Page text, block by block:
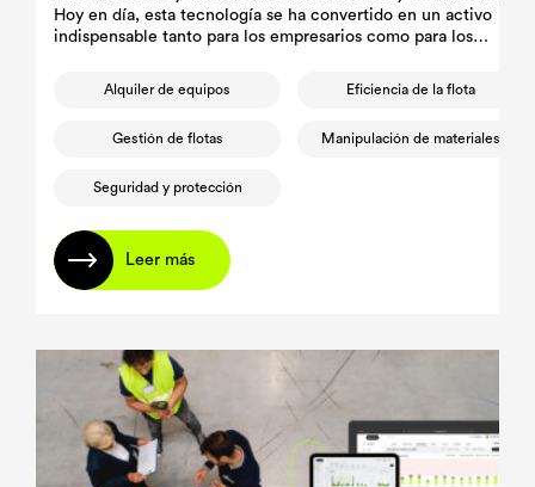
Hoy en día, esta tecnología se ha convertido en un activo
indispensable tanto para los empresarios como para los
informadas destinadas a mejorar la eficiencia y la seguridad de
las flotas.
Alquiler de equipos Eficiencia de la flota
Gestión de flotas Manipulación de materiales
Seguridad y protección
Leer más